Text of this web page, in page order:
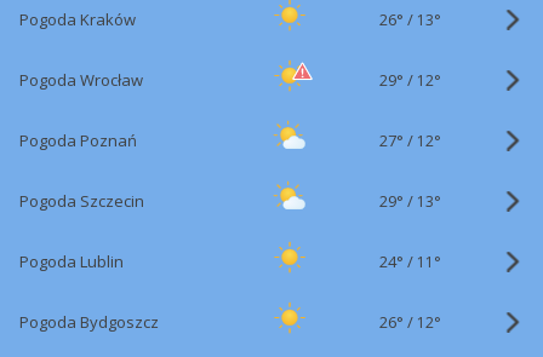
Pogoda Kraków 26° / 13°
Pogoda Wrocław 29° / 12°
Pogoda Poznań 27° / 12°
Pogoda Szczecin 29° / 13°
Pogoda Lublin 24° / 11°
Pogoda Bydgoszcz 26° / 12°